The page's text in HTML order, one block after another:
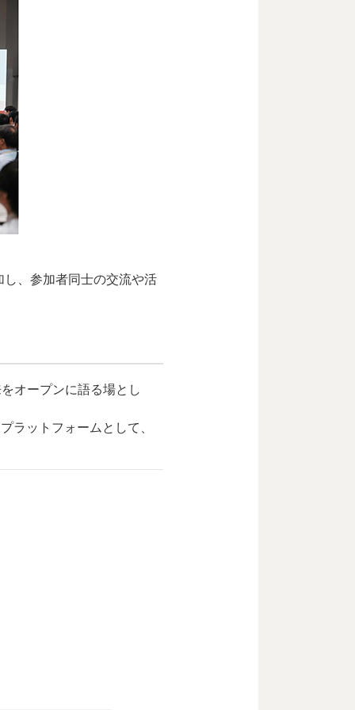
、参加者同士の交流や活
オープンに語る場とし
ラットフォームとして、